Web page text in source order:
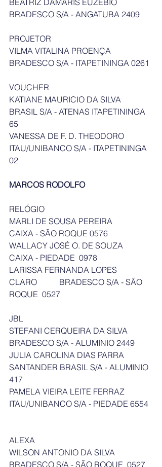
BEATRIZ DAMARIS EUZEBIO
BRADESCO S/A - ANGATUBA 2409
PROJETOR
VILMA VITALINA PROENÇA
BRADESCO S/A - ITAPETININGA 0261
VOUCHER
KATIANE MAURICIO DA SILVA
BRASIL S/A - ATENAS ITAPETININGA
65
VANESSA DE F. D. THEODORO
ITAU/UNIBANCO S/A - ITAPETININGA
02
MARCOS RODOLFO
RELÓGIO
MARLI DE SOUSA PEREIRA
CAIXA - SÃO ROQUE 0576
WALLACY JOSÉ O. DE SOUZA
CAIXA - PIEDADE  0978
LARISSA FERNANDA LOPES
CLARO           BRADESCO S/A - SÃO
ROQUE  0527
JBL
STEFANI CERQUEIRA DA SILVA
BRADESCO S/A - ALUMINIO 2449
JULIA CAROLINA DIAS PARRA
SANTANDER BRASIL S/A - ALUMINIO
417
PAMELA VIEIRA LEITE FERRAZ
ITAU/UNIBANCO S/A - PIEDADE 6554
ALEXA
WILSON ANTONIO DA SILVA
BRADESCO S/A - SÃO ROQUE  0527